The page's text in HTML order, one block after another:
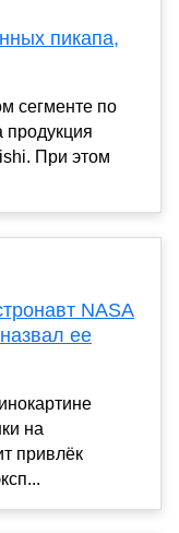
пикапа,
сегменте по
продукция
При этом
NASA
ее
на
привлёк